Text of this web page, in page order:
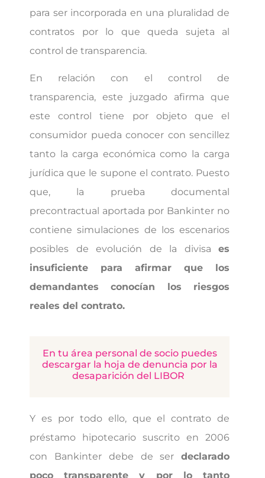
para ser incorporada en una pluralidad de
contratos por lo que queda sujeta al
control de transparencia.
En relación con el control de
transparencia, este juzgado afirma que
este control tiene por objeto que el
consumidor pueda conocer con sencillez
tanto la carga económica como la carga
jurídica que le supone el contrato. Puesto
que, la prueba documental
precontractual aportada por Bankinter no
contiene simulaciones de los escenarios
posibles de evolución de la divisaes
insuficiente para afirmar que los
demandantes conocían los riesgos
reales del contrato.
En tu área personal de socio puedes
descargar la hoja de denuncia por la
desaparición del LIBOR
Y es por todo ello, que el contrato de
préstamo hipotecario suscrito en 2006
con Bankinter debe de serdeclarado
poco transparente y por lo tanto